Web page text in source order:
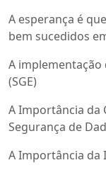
A esperança é
bem sucedidos
A implementação
(SGE)
A Importância da
Segurança de
A Importância da